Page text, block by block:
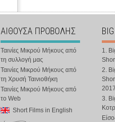
ΑΙΘΟΥΣΑ ΠΡΟΒΟΛΗΣ
Ταινίες Μικρού Μήκους από
τη συλλογή μας
Ταινίες Μικρού Μήκους από
τη Χρυσή Ταινιοθήκη
Ταινίες Μικρού Μήκους από
το Web
Short Films in English
1.
2.
3.